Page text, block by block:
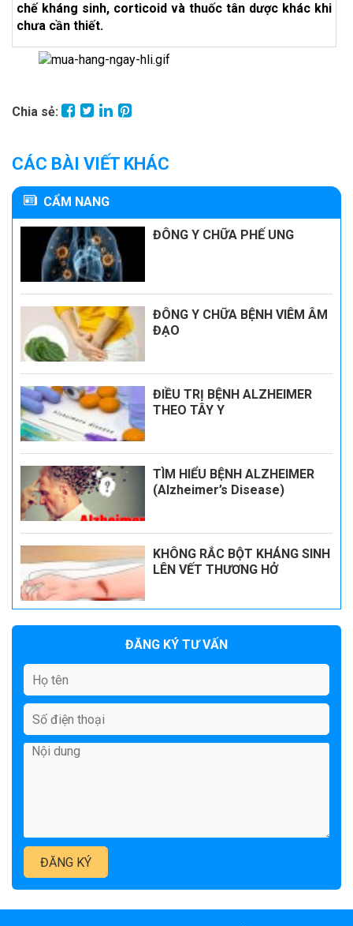
chế kháng sinh, corticoid và thuốc tân dược khác khi
chưa cần thiết.
Chia sẻ:
CÁC BÀI VIẾT KHÁC
CẨM NANG
ĐÔNG Y CHỮA PHẾ UNG
ĐÔNG Y CHỮA BỆNH VIÊM ÂM
ĐẠO
ĐIỀU TRỊ BỆNH ALZHEIMER
THEO TÂY Y
TÌM HIỂU BỆNH ALZHEIMER
(Alzheimer’s Disease)
KHÔNG RẮC BỘT KHÁNG SINH
LÊN VẾT THƯƠNG HỞ
ĐĂNG KÝ TƯ VẤN